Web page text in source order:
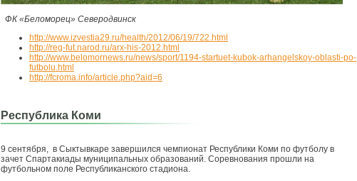
ФК «Беломорец» Северодвинск
http://www.izvestia29.ru/health/2012/06/19/722.html
http://reg-fut.narod.ru/arx-his-2012.html
http://www.belomornews.ru/news/sport/1194-startuet-kubok-arhangelskoy-oblasti-po-
futbolu.html
http://fcroma.info/article.php?aid=6
Республика Коми
9 сентября, в Сыктывкаре завершился чемпионат Республики Коми по футболу в
зачет Спартакиады муниципальных образований. Соревнования прошли на
футбольном поле Республиканского стадиона.